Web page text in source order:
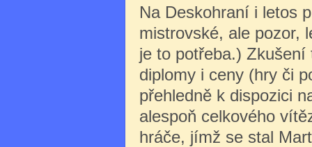
Na Deskohraní i letos
mistrovské, ale pozor,
je to potřeba.) Zkušení
diplomy i ceny (hry či
přehledně k dispozici
alespoň celkového
hráče, jímž se stal